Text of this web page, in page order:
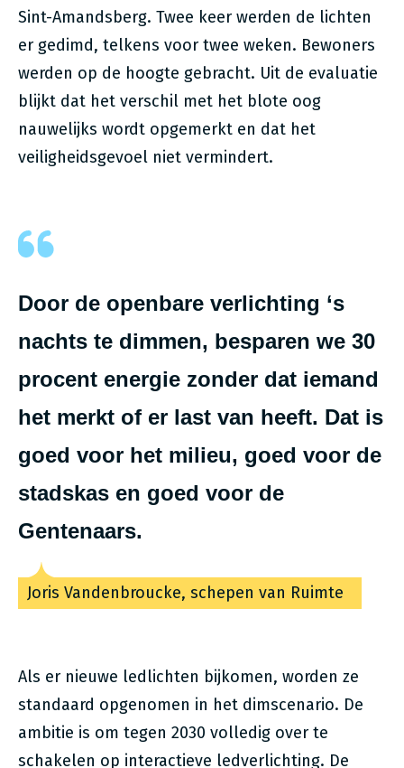
Sint-Amandsberg. Twee keer werden de lichten
er gedimd, telkens voor twee weken. Bewoners
werden op de hoogte gebracht. Uit de evaluatie
blijkt dat het verschil met het blote oog
nauwelijks wordt opgemerkt en dat het
veiligheidsgevoel niet vermindert.
Door de openbare verlichting ‘s
nachts te dimmen, besparen we 30
procent energie zonder dat iemand
het merkt of er last van heeft. Dat is
goed voor het milieu, goed voor de
stadskas en goed voor de
Gentenaars.
Joris Vandenbroucke, schepen van Ruimte
Als er nieuwe ledlichten bijkomen, worden ze
standaard opgenomen in het dimscenario. De
ambitie is om tegen 2030 volledig over te
schakelen op interactieve ledverlichting. De